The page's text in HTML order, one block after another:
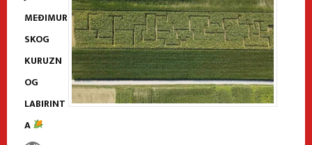
MEĐIMUR
SKOG
KURUZN
OG
LABIRINT
A